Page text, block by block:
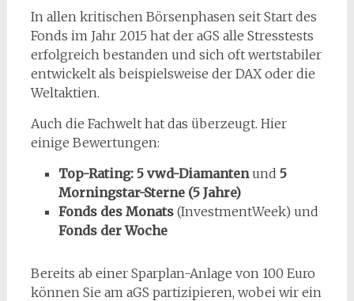
In allen kritischen Börsenphasen seit Start des
Fonds im Jahr 2015 hat der aGS alle Stresstests
erfolgreich bestanden und sich oft wertstabiler
entwickelt als beispielsweise der DAX oder die
Weltaktien.
Auch die Fachwelt hat das überzeugt. Hier
einige Bewertungen:
Top-Rating: 5 vwd-Diamantenund 5
Morningstar-Sterne (5 Jahre)
Fonds des Monats(InvestmentWeek) und
Fonds der Woche
Bereits ab einer Sparplan-Anlage von 100 Euro
können Sie am aGS partizipieren, wobei wir ein